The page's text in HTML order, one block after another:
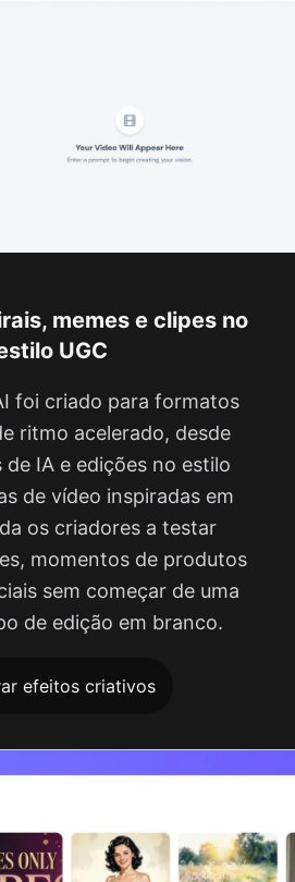
memes e clipes no
UGC
foi criado para formatos
ritmo acelerado, desde
de IA e edições no estilo
de vídeo inspiradas em
os criadores a testar
momentos de produtos
sem começar de uma
de edição em branco.
efeitos criativos